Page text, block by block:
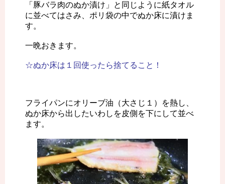
「豚バラ肉のぬか漬け」と同じように紙タオル
に並べてはさみ、ポリ袋の中でぬか床に漬けま
す。
一晩おきます。
☆ぬか床は１回使ったら捨てること！
フライパンにオリーブ油（大さじ１）を熱し、
ぬか床から出したいわしを皮側を下にして並べ
ます。